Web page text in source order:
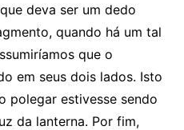
deva ser um dedo
quando há um tal
que o
em seus dois lados. Isto
polegar estivesse sendo
da lanterna. Por fim,